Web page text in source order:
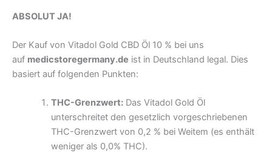
ABSOLUT JA!
Der Kauf von Vitadol Gold CBD Öl 10 % bei uns
auf medicstoregermany.de ist in Deutschland legal. Dies
basiert auf folgenden Punkten:
THC-Grenzwert:Das Vitadol Gold Öl
unterschreitet den gesetzlich vorgeschriebenen
THC-Grenzwert von 0,2 % bei Weitem (es enthält
weniger als 0,0% THC).